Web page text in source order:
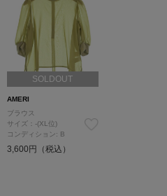
SOLDOUT
AMERI
ブラウス
サイズ：-(XL位)
コンディション: B
3,600円（税込）